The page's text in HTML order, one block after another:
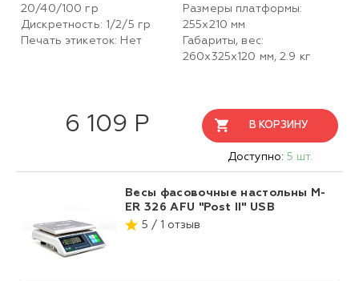
20/40/100 гр
Дискретность: 1/2/5 гр
Печать этикеток: Нет
Размеры платформы:
255х210 мм
Габариты, вес:
260х325х120 мм, 2.9 кг
6 109 Р В КОРЗИНУ
Доступно: 5 шт.
Весы фасовочные настольны M-
ER 326 AFU "Post II" USB
5 / 1 отзыв